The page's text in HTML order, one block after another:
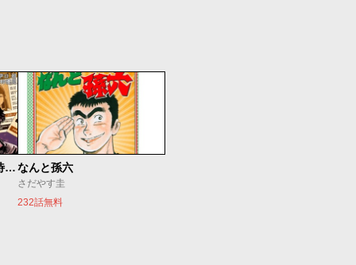
今夜もシリアルキラーと待ち合わせなんと孫六
さだやす圭
232話無料